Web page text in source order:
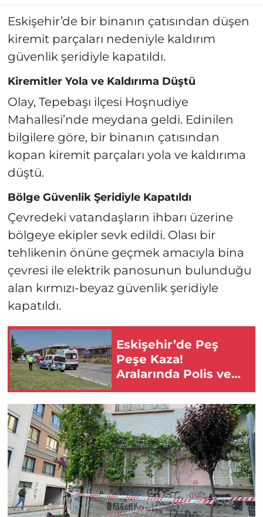
Eskişehir’de bir binanın çatısından düşen
kiremit parçaları nedeniyle kaldırım
güvenlik şeridiyle kapatıldı.
Kiremitler Yola ve Kaldırıma Düştü
Olay, Tepebaşı ilçesi Hoşnudiye
Mahallesi’nde meydana geldi. Edinilen
bilgilere göre, bir binanın çatısından
kopan kiremit parçaları yola ve kaldırıma
düştü.
Bölge Güvenlik Şeridiyle Kapatıldı
Çevredeki vatandaşların ihbarı üzerine
bölgeye ekipler sevk edildi. Olası bir
tehlikenin önüne geçmek amacıyla bina
çevresi ile elektrik panosunun bulunduğu
alan kırmızı-beyaz güvenlik şeridiyle
kapatıldı.
Eskişehir’de Peş
Peşe Kaza!
Aralarında Polis ve
Bekçinin de
Bulunduğu Çok
Sayıda Yaralı Var!